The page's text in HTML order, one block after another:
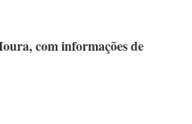
com informações de